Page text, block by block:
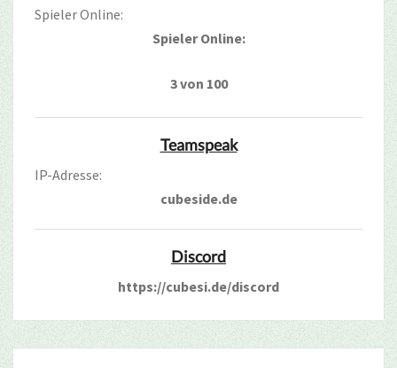
Spieler Online:
Spieler Online:
3 von 100
Teamspeak
IP-Adresse:
cubeside.de
Discord
https://cubesi.de/discord